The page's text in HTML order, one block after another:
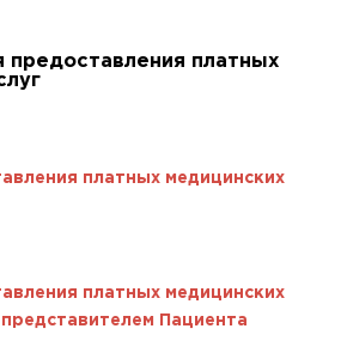
платных
платных медицинских
платных медицинских
Пациента